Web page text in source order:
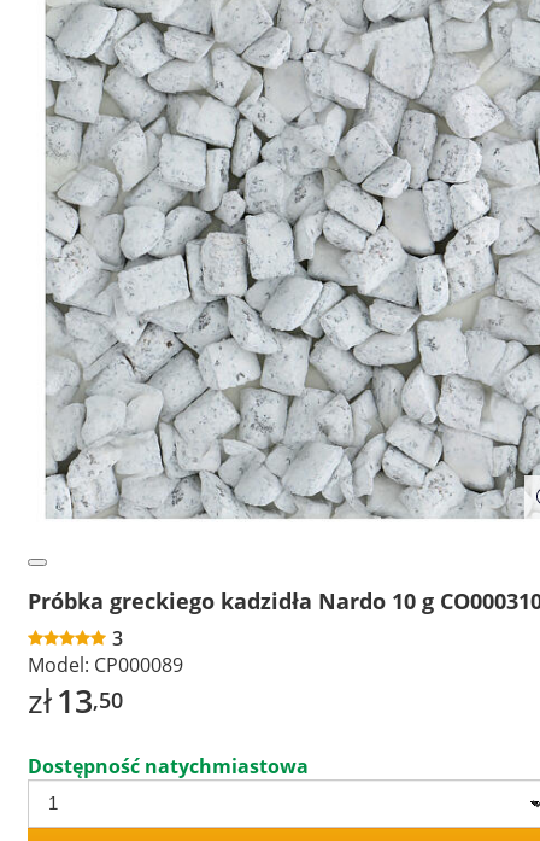
Próbka greckiego kadzidła Nardo 10 g
3
Model: CP000089
zł13,50
Dostępność natychmiastowa